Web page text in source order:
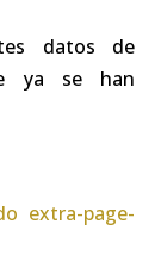
datos de
ya se han